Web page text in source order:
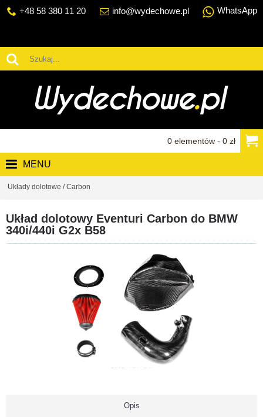
+48 58 380 11 20 info@wydechowe.pl WhatsApp
0 elementów - 0 zł
MENU
Układy dolotowe / Carbon
Układ dolotowy Eventuri Carbon do BMW
340i/440i G2x B58
Opis